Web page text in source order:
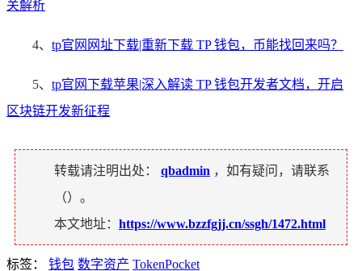
关解析
4、 tp官网网址下载|重新下载 TP 钱包，币能找回来吗？
5、 tp官网下载苹果|深入解读 TP 钱包开发者文档，开启
区块链开发新征程
转载请注明出处： qbadmin ，如有疑问，请联系
（）。
本文地址： https://www.bzzfgjj.cn/ssgh/1472.html
标签： 钱包 数字资产 TokenPocket